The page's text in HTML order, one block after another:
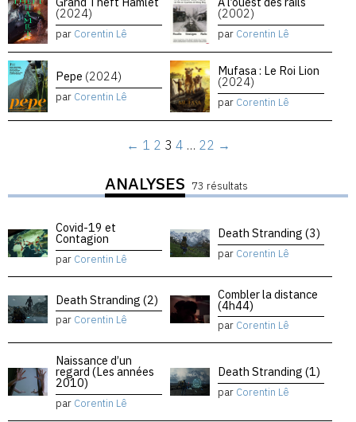
(2024)
par Corentin Lê
(2002)
par Corentin Lê
Pepe (2024)
par Corentin Lê
Mufasa : Le Roi Lion
(2024)
par Corentin Lê
← 1 2 3 4 … 22 →
ANALYSES 73 résultats
Covid-19 et
Contagion
par Corentin Lê
Death Stranding (3)
par Corentin Lê
Death Stranding (2)
par Corentin Lê
Combler la distance
(4h44)
par Corentin Lê
Naissance d’un
regard (Les années
2010)
par Corentin Lê
Death Stranding (1)
par Corentin Lê